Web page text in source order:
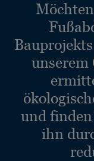
unserem
und finden
ihn